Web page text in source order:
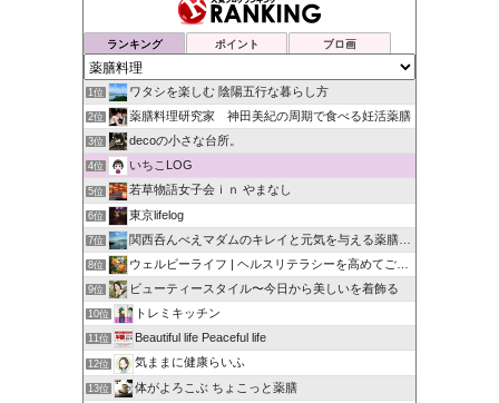
ランキング ポイント ブロ画
1位 ワタシを楽しむ 陰陽五行な暮らし方
2位 薬膳料理研究家 神田美紀の周期で食べる妊活薬膳
3位 decoの小さな台所。
4位 いちこLOG
5位 若草物語女子会ｉｎ やまなし
6位 東京lifelog
7位 関西呑んべえマダムのキレイと元気を与える薬膳日記
8位 ウェルビーライフ | ヘルスリテラシーを高めてごきげんな毎日
9位 ビューティースタイル〜今日から美しいを着飾る
10位 トレミキッチン
11位 Beautiful life Peaceful life
12位 気ままに健康らいふ
13位 体がよろこぶ ちょこっと薬膳